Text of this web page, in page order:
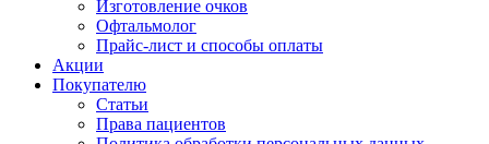
Изготовление очков
Офтальмолог
Прайс-лист и способы оплаты
Акции
Покупателю
Статьи
Права пациентов